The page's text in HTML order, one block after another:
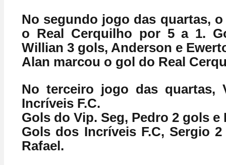
No segundo jogo das quartas,
o Real Cerquilho por 5 a 1.
Willian 3 gols, Anderson e
Alan marcou o gol do Real
No terceiro jogo das quartas,
Incríveis F.C.
Gols do Vip. Seg, Pedro 2 gols e
Gols dos Incríveis F.C, Sergio
Rafael.